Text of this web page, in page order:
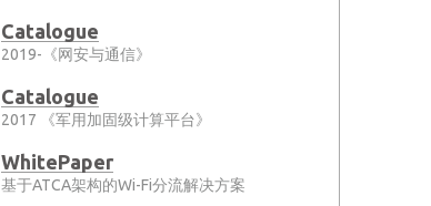
Catalogue
2019-《网安与通信》
Catalogue
2017 《军用加固级计算平台》
WhitePaper
基于ATCA架构的Wi-Fi分流解决方案